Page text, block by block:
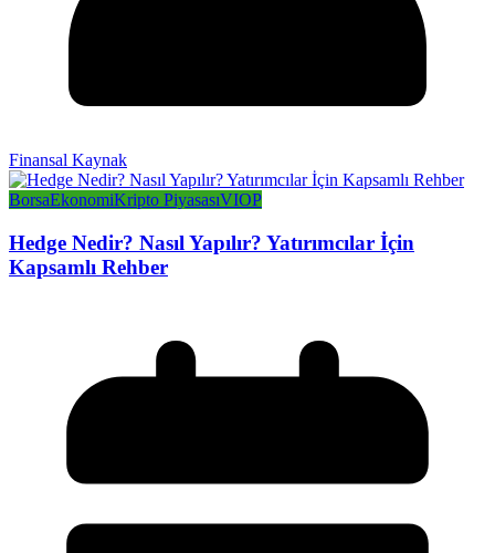
Finansal Kaynak
BorsaEkonomiKripto PiyasasıVIOP
Hedge Nedir? Nasıl Yapılır? Yatırımcılar İçin
Kapsamlı Rehber